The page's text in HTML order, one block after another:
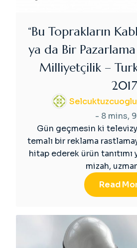
“Bu Toprakların
ya da Bir
Milliyetçilik –
Selcuktuzcuoglu
- 8 mins,
Gün geçmesin ki
temalı bir reklama
hitap ederek ürün
mizah,
Read